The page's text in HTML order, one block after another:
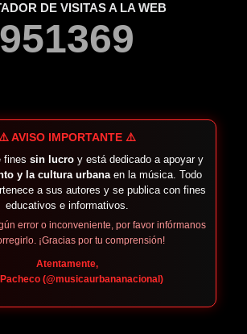
DE VISITAS A LA WEB
951369
⚠️ AVISO IMPORTANTE ⚠️
fines sin lucroy está dedicado a apoyar y
y la cultura urbanaen la música. Todo
a sus autores y se publica con fines
educativos e informativos.
error o inconveniente, por favor infórmanos
¡Gracias por tu comprensión!
Atentamente,
(@musicaurbananacional)